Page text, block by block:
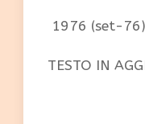
1976 (set-
TESTO IN